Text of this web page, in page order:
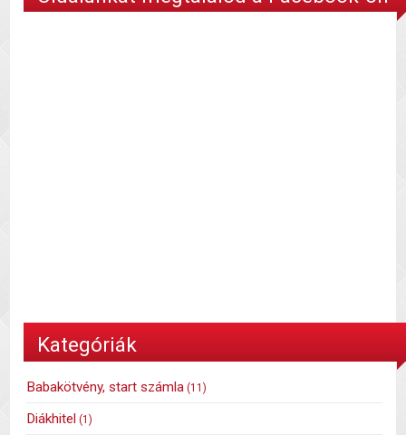
Kategóriák
Babakötvény, start számla (11)
Diákhitel (1)